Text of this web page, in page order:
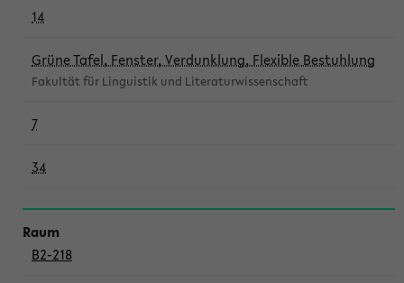
14
Grüne Tafel, Fenster, Verdunklung, Flexible Bestuhlung
Fakultät für Linguistik und Literaturwissenschaft
7
34
B2-218